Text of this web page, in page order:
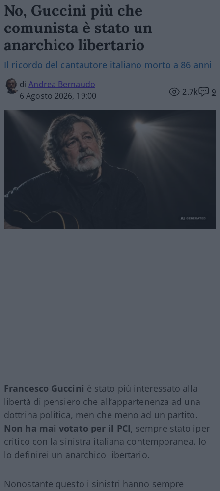
No, Guccini più che
comunista è stato un
anarchico libertario
Il ricordo del cantautore italiano morto a 86 anni
diAndrea Bernaudo
6 Agosto 2026, 19:00
2.7k 9
Francesco Guccini è stato più interessato alla
libertà di pensiero che all’appartenenza ad una
dottrina politica, men che meno ad un partito.
Non ha mai votato per il PCI, sempre stato iper
critico con la sinistra italiana contemporanea. Io
lo definirei un anarchico libertario.
Nonostante questo i sinistri hanno sempre